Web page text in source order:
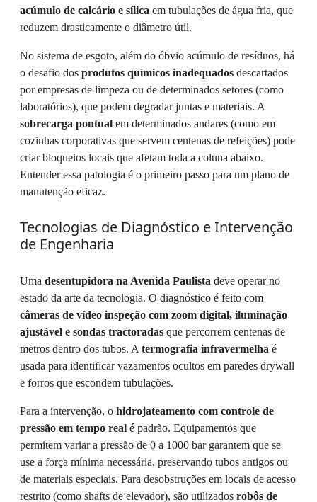
acúmulo de calcário e sílica em tubulações de água fria, que
reduzem drasticamente o diâmetro útil.
No sistema de esgoto, além do óbvio acúmulo de resíduos, há
o desafio dos produtos químicos inadequados descartados
por empresas de limpeza ou de determinados setores (como
laboratórios), que podem degradar juntas e materiais. A
sobrecarga pontual em determinados andares (como em
cozinhas corporativas que servem centenas de refeições) pode
criar bloqueios locais que afetam toda a coluna abaixo.
Entender essa patologia é o primeiro passo para um plano de
manutenção eficaz.
Tecnologias de Diagnóstico e Intervenção
de Engenharia
Uma desentupidora na Avenida Paulista deve operar no
estado da arte da tecnologia. O diagnóstico é feito com
câmeras de vídeo inspeção com zoom digital, iluminação
ajustável e sondas tractoradas que percorrem centenas de
metros dentro dos tubos. A termografia infravermelha é
usada para identificar vazamentos ocultos em paredes drywall
e forros que escondem tubulações.
Para a intervenção, o hidrojateamento com controle de
pressão em tempo real é padrão. Equipamentos que
permitem variar a pressão de 0 a 1000 bar garantem que se
use a força mínima necessária, preservando tubos antigos ou
de materiais especiais. Para desobstruções em locais de acesso
restrito (como shafts de elevador), são utilizados robôs de